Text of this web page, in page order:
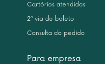
Cartórios atendidos
2ª via de boleto
Consulta do pedido
Para empresa